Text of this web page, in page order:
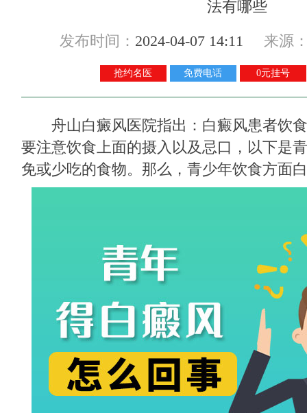
发布时间： 2024-04-07 14:11 来源
抢约名医 免费电话 0元挂号
舟山白癜风医院指出：白癜风患者饮
要注意饮食上面的摄入以及忌口，以下是
免或少吃的食物。那么，青少年饮食方面